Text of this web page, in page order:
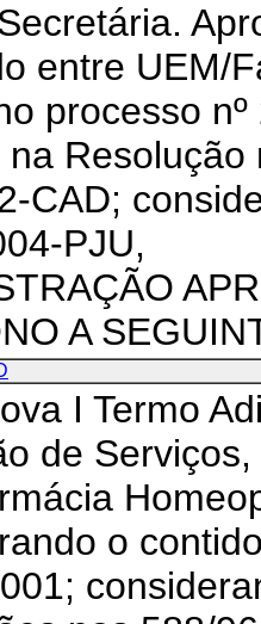
entre
processo
Resolução
CAD;
PJU,
A
I Termo
de
o